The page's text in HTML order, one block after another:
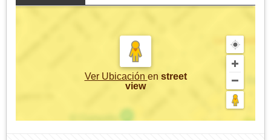
Ver Ubicación en street
view